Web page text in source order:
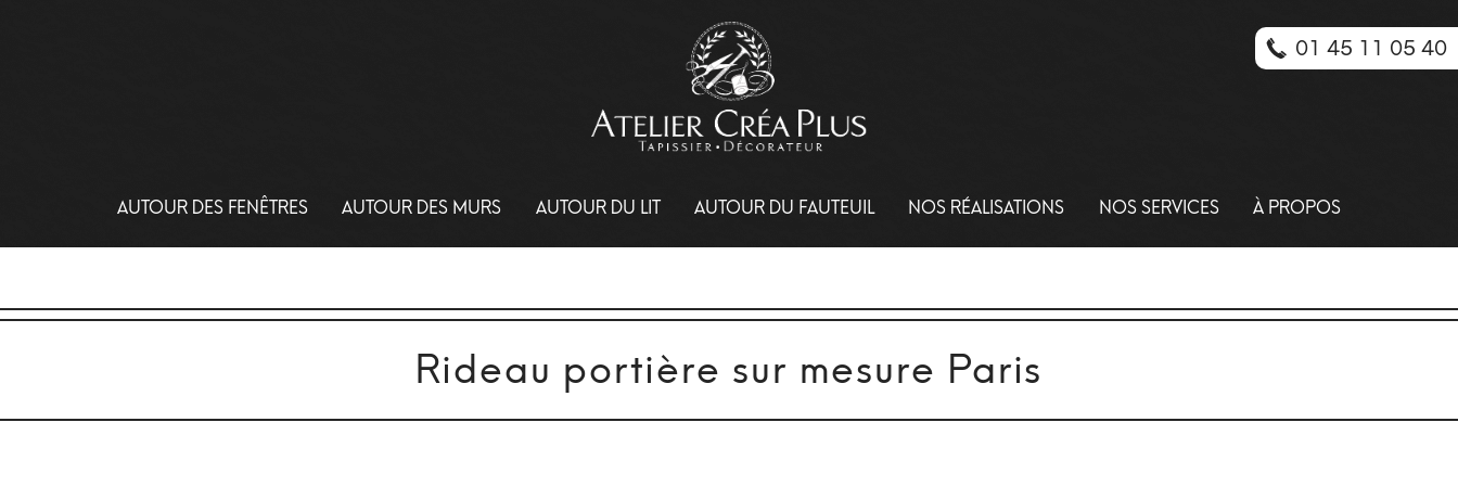
AUTOUR DES FENÊTRES AUTOUR DES MURS AUTOUR DU LIT AUTOUR DU FAUTEUIL NOS RÉALISATIONS NOS SERVICES À PROPOS
Rideau portière sur mesure Paris
01 45 11 05 40